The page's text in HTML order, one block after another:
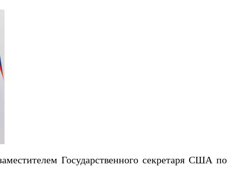
Государственного секретаря США по